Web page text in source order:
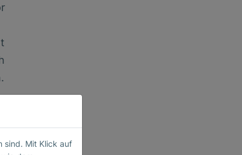
sind. Mit Klick auf